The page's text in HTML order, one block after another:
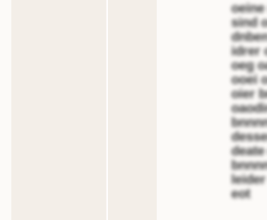
sind
idrer
oeg
ooei
oier
eot